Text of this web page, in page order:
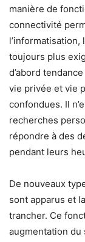
manière de
connectivité
toujours plus
d’abord
vie privée et vie
confondues. Il
recherches
répondre à des
pendant leurs
De nouveaux
sont apparus et
trancher. Ce
augmentation